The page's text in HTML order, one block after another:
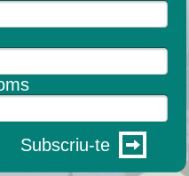
Subscriu-te